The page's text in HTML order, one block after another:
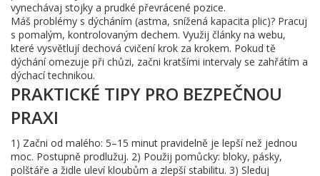
vynechávaj stojky a prudké převrácené pozice.
Máš problémy s dýcháním (astma, snížená kapacita plic)? Pracuj
s pomalým, kontrolovaným dechem. Využij články na webu,
které vysvětlují dechová cvičení krok za krokem. Pokud tě
dýchání omezuje při chůzi, začni kratšími intervaly se zahřátím a
dýchací technikou.
PRAKTICKÉ TIPY PRO BEZPEČNOU
PRAXI
1) Začni od malého: 5–15 minut pravidelně je lepší než jednou
moc. Postupně prodlužuj. 2) Použij pomůcky: bloky, pásky,
polštáře a židle uleví kloubům a zlepší stabilitu. 3) Sleduj